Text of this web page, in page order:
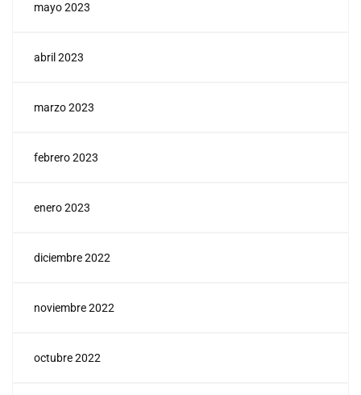
mayo 2023
abril 2023
marzo 2023
febrero 2023
enero 2023
diciembre 2022
noviembre 2022
octubre 2022